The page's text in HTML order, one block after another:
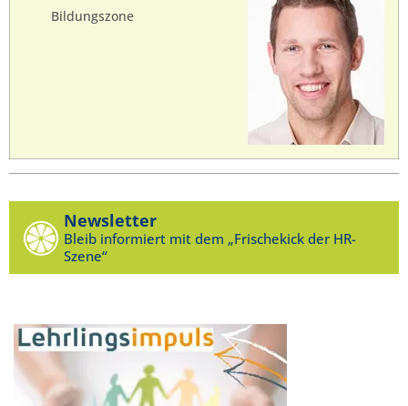
Bildungszone
Newsletter
Bleib informiert mit dem „Frischekick der HR-
Szene“